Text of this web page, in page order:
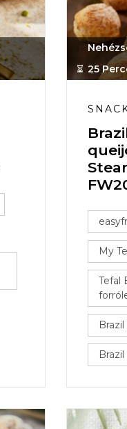
25
My
Tefal
Brazil